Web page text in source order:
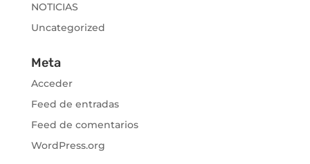
NOTICIAS
Uncategorized
Meta
Acceder
Feed de entradas
Feed de comentarios
WordPress.org